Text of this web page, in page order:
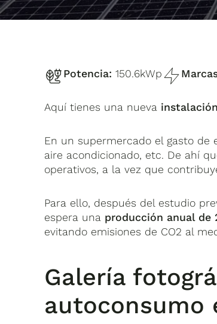
Potencia:150.6kWp
Aquí tienes una nueva
En un supermercado el gasto de
aire acondicionado, etc. De ahí
operativos, a la vez que
Para ello, después del estudio
espera una producción anual de
evitando emisiones de CO2 al
Galería
autoconsumo